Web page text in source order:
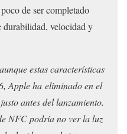
de ser completado
durabilidad, velocidad y
estas características
Apple ha eliminado en el
antes del lanzamiento.
NFC podría no ver la luz